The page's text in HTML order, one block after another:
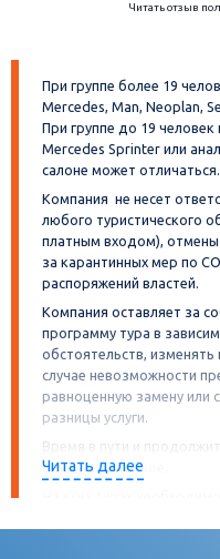
Читать отзыв
При группе более 19
Mercedes, Man, Neoplan,
При группе до 19
Mercedes Sprinter или
салоне может отличаться.
Компания не несет
любого туристического
платным входом),
за карантинных мер по
распоряжений властей.
Компания оставляет за
программу тура в
обстоятельств, изменять
случае невозможности
равноценную замену или
разницы услуги.
Время в пути и
ориентировочное.
Читать далее